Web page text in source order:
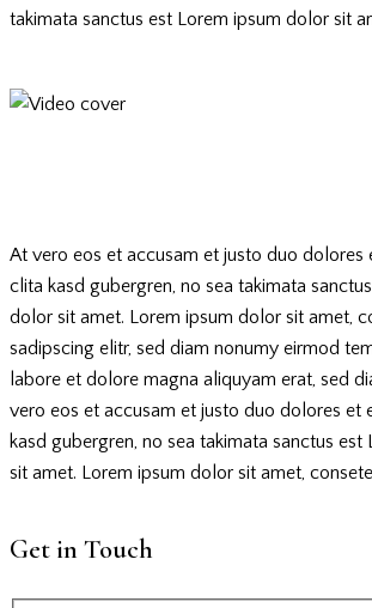
takimata sanctus est Lorem ipsum dolor sit
At vero eos et accusam et justo duo dolores
clita kasd gubergren, no sea takimata
dolor sit amet. Lorem ipsum dolor sit amet,
sadipscing elitr, sed diam nonumy eirmod
labore et dolore magna aliquyam erat, sed
vero eos et accusam et justo duo dolores et
kasd gubergren, no sea takimata sanctus
sit amet. Lorem ipsum dolor sit amet,
Get in Touch